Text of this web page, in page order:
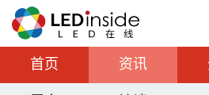
首页 资讯